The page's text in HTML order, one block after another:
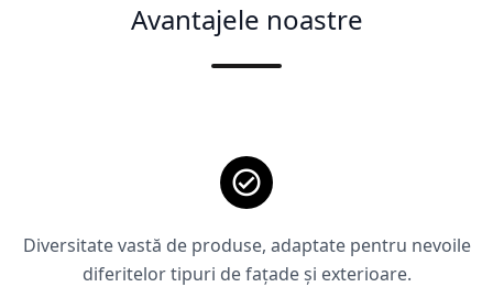
Avantajele noastre
Diversitate vastă de produse, adaptate pentru nevoile
diferitelor tipuri de fațade și exterioare.